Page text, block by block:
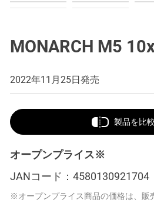
MONARCH M5
2022年11月25日発売
製品を比
オープンプライス※
JANコード： 4580130921704
※オープンプライス商品の価格は、販